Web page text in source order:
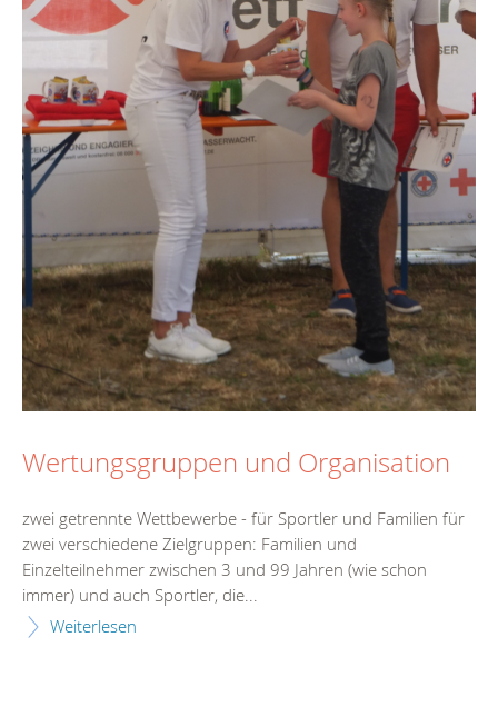
Wertungsgruppen und Organisation
zwei getrennte Wettbewerbe - für Sportler und Familien für
zwei verschiedene Zielgruppen: Familien und
Einzelteilnehmer zwischen 3 und 99 Jahren (wie schon
immer) und auch Sportler, die...
Weiterlesen